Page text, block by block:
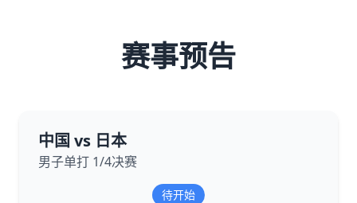
赛事预告
中国 vs 日本
男子单打 1/4决赛
待开始